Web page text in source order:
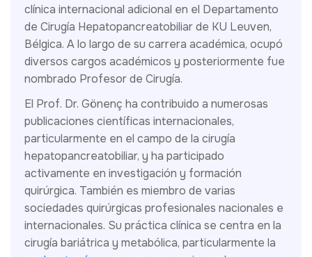
clínica internacional adicional en el Departamento
de Cirugía Hepatopancreatobiliar de KU Leuven,
Bélgica. A lo largo de su carrera académica, ocupó
diversos cargos académicos y posteriormente fue
nombrado Profesor de Cirugía.
El Prof. Dr. Gönenç ha contribuido a numerosas
publicaciones científicas internacionales,
particularmente en el campo de la cirugía
hepatopancreatobiliar, y ha participado
activamente en investigación y formación
quirúrgica. También es miembro de varias
sociedades quirúrgicas profesionales nacionales e
internacionales. Su práctica clínica se centra en la
cirugía bariátrica y metabólica, particularmente la